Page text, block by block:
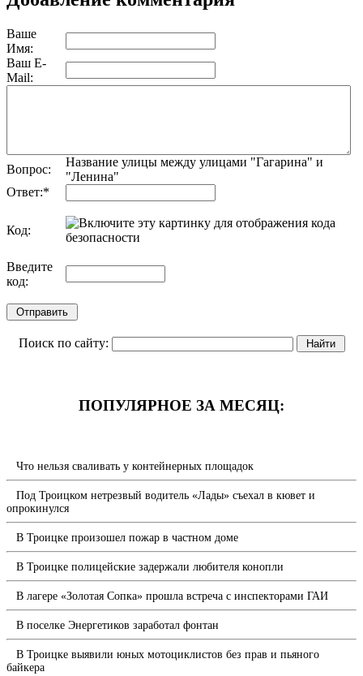
Ваше
Имя:
Ваш E-
Mail:
Вопрос:
Название улицы между улицами "Гагарина" и
"Ленина"
Ответ:*
Код:
Введите
код:
Поиск по сайту:
ПОПУЛЯРНОЕ ЗА МЕСЯЦ:
Что нельзя сваливать у контейнерных площадок
Под Троицком нетрезвый водитель «Лады» съехал в кювет и
опрокинулся
В Троицке произошел пожар в частном доме
В Троицке полицейские задержали любителя конопли
В лагере «Золотая Сопка» прошла встреча с инспекторами ГАИ
В поселке Энергетиков заработал фонтан
В Троицке выявили юных мотоциклистов без прав и пьяного
байкера